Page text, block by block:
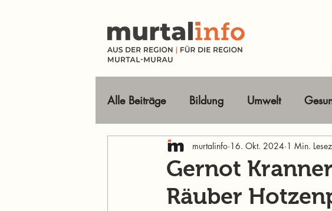
Alle Beiträge Bildung Umwelt
Tourismus Ausflugsziele Horizont
Wirtschaft Freizeit Online-
Gernot
Räuber
murtalinfo 16. Okt. 2024 1 Min.